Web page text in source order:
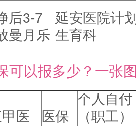
后3-7
曼月乐
延安医院计
生育科
可以报多少？一张
甲医
医保
个人自付
（职工）